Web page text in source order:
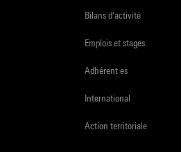
Bilans d'activité
Emplois et stages
Adhérent·es
International
Action territoriale